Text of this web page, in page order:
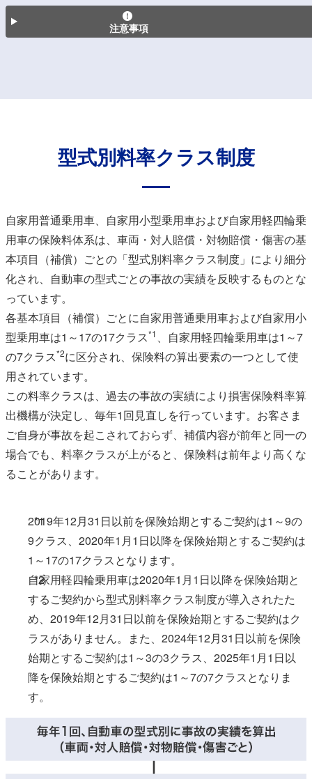
注意事項
型式別料率クラス制度
自家用普通乗用車、自家用小型乗用車および自家用軽四輪乗
用車の保険料体系は、車両・対人賠償・対物賠償・傷害の基
本項目（補償）ごとの「型式別料率クラス制度」により細分
化され、自動車の型式ごとの事故の実績を反映するものとな
っています。
各基本項目（補償）ごとに自家用普通乗用車および自家用小
型乗用車は1～17の17クラス*1 、自家用軽四輪乗用車は1～7
の7クラス*2に区分され、保険料の算出要素の一つとして使
用されています。
この料率クラスは、過去の事故の実績により損害保険料率算
出機構が決定し、毎年1回見直しを行っています。お客さま
ご自身が事故を起こされておらず、補償内容が前年と同一の
場合でも、料率クラスが上がると、保険料は前年より高くな
ることがあります。
*1
2019年12月31日以前を保険始期とするご契約は1～9の
9クラス、2020年1月1日以降を保険始期とするご契約は
1～17の17クラスとなります。
*2
自家用軽四輪乗用車は2020年1月1日以降を保険始期と
するご契約から型式別料率クラス制度が導入されたた
め、2019年12月31日以前を保険始期とするご契約はク
ラスがありません。また、2024年12月31日以前を保険
始期とするご契約は1～3の3クラス、2025年1月1日以
降を保険始期とするご契約は1～7の7クラスとなりま
す。